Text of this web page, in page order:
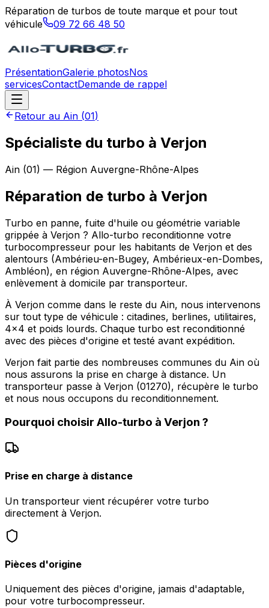
Réparation de turbos de toute marque et pour tout
véhicule
09 72 66 48 50
PrésentationGalerie photosNos
servicesContactDemande de rappel
Retour au Ain (01)
Spécialiste du turbo à Verjon
Ain (01) — Région Auvergne-Rhône-Alpes
Réparation de turbo à Verjon
Turbo en panne, fuite d'huile ou géométrie variable
grippée à Verjon ? Allo-turbo reconditionne votre
turbocompresseur pour les habitants de Verjon et des
alentours (Ambérieu-en-Bugey, Ambérieux-en-Dombes,
Ambléon), en région Auvergne-Rhône-Alpes, avec
enlèvement à domicile par transporteur.
À Verjon comme dans le reste du Ain, nous intervenons
sur tout type de véhicule : citadines, berlines, utilitaires,
4x4 et poids lourds. Chaque turbo est reconditionné
avec des pièces d'origine et testé avant expédition.
Verjon fait partie des nombreuses communes du Ain où
nous assurons la prise en charge à distance. Un
transporteur passe à Verjon (01270), récupère le turbo
et nous nous occupons du reconditionnement.
Pourquoi choisir Allo-turbo à Verjon ?
Prise en charge à distance
Un transporteur vient récupérer votre turbo
directement à Verjon.
Pièces d'origine
Uniquement des pièces d'origine, jamais d'adaptable,
pour votre turbocompresseur.